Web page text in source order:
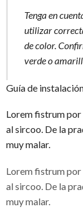
Tenga en
utilizar
de color.
verde o
Guía de
Lorem fistrum por
al sircoo. De la
muy malar.
Lorem fistrum por
al sircoo. De la
muy malar.